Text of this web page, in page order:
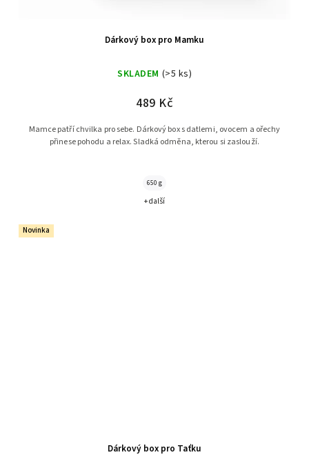
Dárkový box pro Mamku
SKLADEM (>5 ks)
489 Kč
Mamce patří chvilka pro sebe. Dárkový box s datlemi, ovocem a ořechy
přinese pohodu a relax. Sladká odměna, kterou si zaslouží.
650 g
+ další
Novinka
Dárkový box pro Taťku